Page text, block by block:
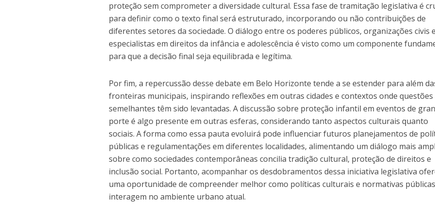
proteção sem comprometer a diversidade cultural. Essa fase de tramitação legislativa é
para definir como o texto final será estruturado, incorporando ou não contribuições de
diferentes setores da sociedade. O diálogo entre os poderes públicos, organizações civis e
especialistas em direitos da infância e adolescência é visto como um componente
para que a decisão final seja equilibrada e legítima.
Por fim, a repercussão desse debate em Belo Horizonte tende a se estender para além
fronteiras municipais, inspirando reflexões em outras cidades e contextos onde questões
semelhantes têm sido levantadas. A discussão sobre proteção infantil em eventos de
porte é algo presente em outras esferas, considerando tanto aspectos culturais quanto
sociais. A forma como essa pauta evoluirá pode influenciar futuros planejamentos de
públicas e regulamentações em diferentes localidades, alimentando um diálogo mais
sobre como sociedades contemporâneas concilia tradição cultural, proteção de direitos e
inclusão social. Portanto, acompanhar os desdobramentos dessa iniciativa legislativa
uma oportunidade de compreender melhor como políticas culturais e normativas públicas
interagem no ambiente urbano atual.